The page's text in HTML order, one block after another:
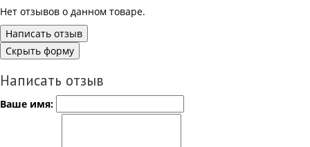
Нет отзывов о данном товаре.
Написать отзыв
Скрыть форму
Написать отзыв
Ваше имя: